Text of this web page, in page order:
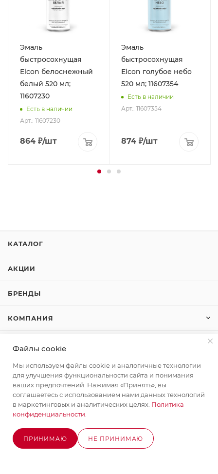
В КОРЗИНУ
Эмаль
быстросохнущая
Elcon белоснежный
белый 520 мл;
11607230
Есть в наличии
Арт.: 11607230
864 ₽/шт
Эмаль
быстросохнущая
Elcon голубое небо
520 мл; 11607354
Есть в наличии
Арт.: 11607354
874 ₽/шт
КАТАЛОГ
АКЦИИ
БРЕНДЫ
КОМПАНИЯ
КОНТАКТЫ
+7 (495) 580-58-52 ЗАКАЗАТЬ ЗВОНОК
г. Москва, Варшавское ш, вл. 248,
Файлы cookie
Мы используем файлы cookie и аналогичные технологии
для улучшения функциональности сайта и понимания
ваших предпочтений. Нажимая «Принять», вы
соглашаетесь с использованием нами данных технологий
в маркетинговых и аналитических целях. Политика
конфиденциальности
ПРИНИМАЮ НЕ ПРИНИМАЮ